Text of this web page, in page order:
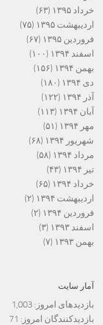
خرداد ۱۳۹۵
(۶۳)
اردیبهشت ۱۳۹۵
(۷۵)
فروردین ۱۳۹۵
(۶۷)
اسفند ۱۳۹۴
(۱۰۰)
بهمن ۱۳۹۴
(۱۵۶)
دی ۱۳۹۴
(۱۸۰)
آذر ۱۳۹۴
(۱۲۲)
آبان ۱۳۹۴
(۱۱۳)
مهر ۱۳۹۴
(۵۱)
شهریور ۱۳۹۴
(۶۸)
مرداد ۱۳۹۴
(۵۸)
تیر ۱۳۹۴
(۴۳)
خرداد ۱۳۹۴
(۶۵)
اردیبهشت ۱۳۹۴
(۲)
فروردین ۱۳۹۴
(۲)
اسفند ۱۳۹۳
(۳)
بهمن ۱۳۹۳
(۷)
آمار سایت
بازدیدهای امروز: 1,003
بازدیدکنندگان امروز: 71